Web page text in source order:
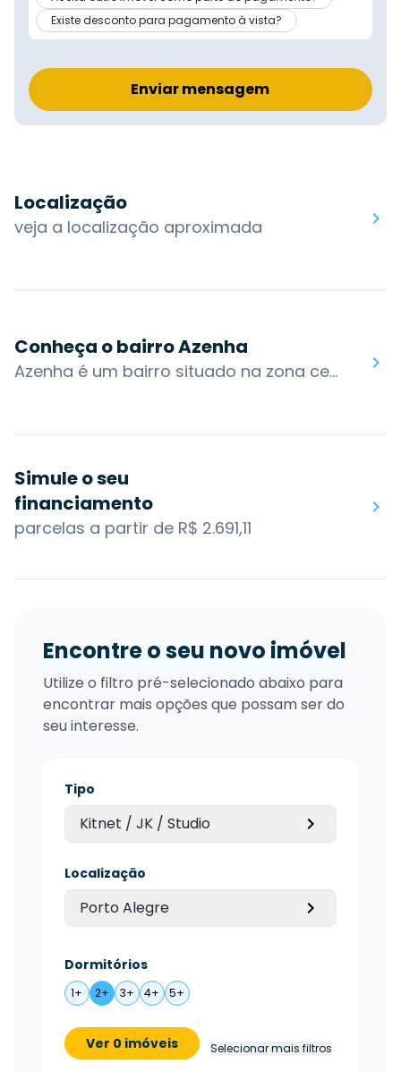
Existe desconto para pagamento à vista?
Enviar mensagem
Localização
veja a localização aproximada
Conheça o bairro Azenha
Azenha é um bairro situado na zona central de Porto Alegre. É uma das principais vias de passagem de Porto Alegre, possuindo um forte comércio. O hospital Ernesto Dornelles encontra-se no bairro, sendo um dos mais antigos da cidade, inaugurado em 1962, situado entre a Av. Ipiranga e rua Freitas de Castro, em uma área de 11 mil m².Tradicional bairro de comércio variado de Porto Alegre, pode-se encontrar na Azenha o comércio de móveis, bares, farmácias, bancos, lancherias, casas de vestuário e de calçados, além de lojas de autopeças.O bairro possui acesso por algumas das principais vias da cidade: Av. Ipiranga, Av. da Azenha, R. Gen. Lima e Silva, Av. João Pessoa, R. Lobo da Costa, R. Marcílio Dias e R. General Caldwell. Os bairros nos arredores são: Menino Deus, Santana, Medianeira, Cidade Baixa e Santa Cecília.Você encontra no bairro Azenha: Praça Garibaldi, Sede EPTC - Empresa Pública de Transporte e Circulação, Hospital Ernesto Dornelles, 2º Cartório de Registro Civil, Céu Bar + Arte.
Simule o seu
financiamento
parcelas a partir de R$ 2.691,11
Encontre o seu novo imóvel
Utilize o filtro pré-selecionado abaixo para
encontrar mais opções que possam ser do
seu interesse.
Tipo
Kitnet / JK / Studio
Localização
Porto Alegre
Dormitórios
1+ 2+ 3+ 4+ 5+
Ver 0 imóveis Selecionar mais filtros